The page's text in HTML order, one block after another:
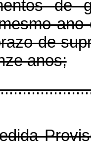
de
de
anos;